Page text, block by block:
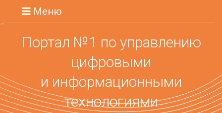
Меню
Портал №1 по управлению
цифровыми
и информационными
технологиями